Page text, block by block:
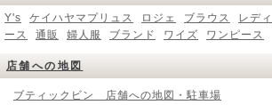
Y's
ケイハヤマプリュス ロジェ ブラウス
レディ
ース
通販 婦人服 ブランド ワイズ ワンピース
店舗への地図
ブティックビン 店舗への地図・駐車場